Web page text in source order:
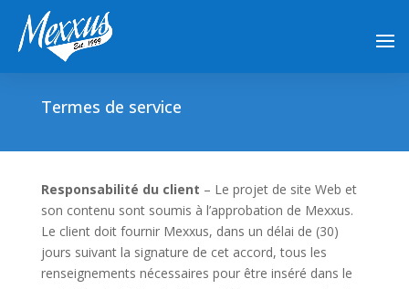
Termes de service
Responsabilité du client – Le projet de site Web et
son contenu sont soumis à l’approbation de Mexxus.
Le client doit fournir Mexxus, dans un délai de (30)
jours suivant la signature de cet accord, tous les
renseignements nécessaires pour être inséré dans le